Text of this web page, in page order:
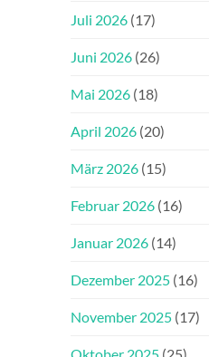
Juli 2026 (17)
Juni 2026 (26)
Mai 2026 (18)
April 2026 (20)
März 2026 (15)
Februar 2026 (16)
Januar 2026 (14)
Dezember 2025 (16)
November 2025 (17)